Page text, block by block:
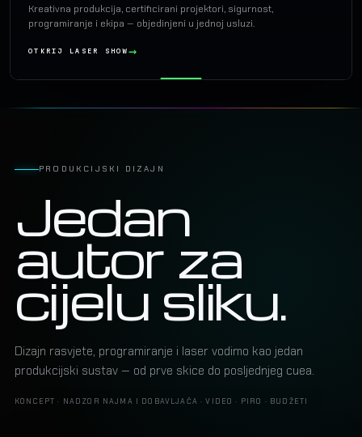
Kreativna produkcija, certificirani projektori, sigurnost,
programiranje i ekipa — objedinjeni u jednoj usluzi.
OTKRIJ LASER SHOW
PRODUKCIJSKI DIZAJN
Jedan
autor za
cijelu sliku.
Dizajn rasvjete, programiranje i laser vodimo kao jedan
produkcijski sustav — od prve skice do posljednjeg cuea.
KONCEPT · NADZOR NAJMA I DOBAVLJAČA · VIDEO · PIRO · BUDŽETI